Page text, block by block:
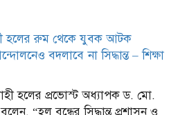
হলের রুম থেকে যুবক আটক
বদলাবে না সিদ্ধান্ত – শিক্ষা
হলের প্রভোস্ট অধ্যাপক ড. মো.
“হল বন্ধের সিদ্ধান্ত প্রশাসন ও